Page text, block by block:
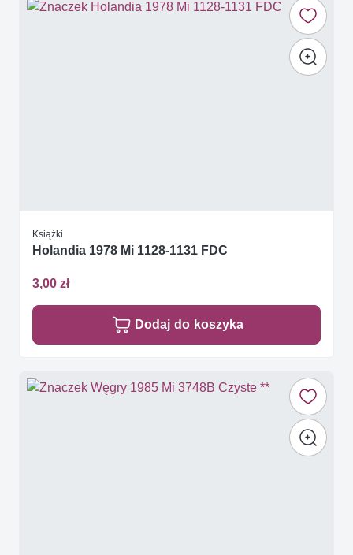
Książki
Holandia 1978 Mi 1128-1131 FDC
3,00 zł
Dodaj do koszyka